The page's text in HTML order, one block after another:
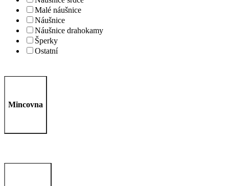
Malé náušnice
Náušnice
Náušnice drahokamy
Šperky
Ostatní
Mincovna